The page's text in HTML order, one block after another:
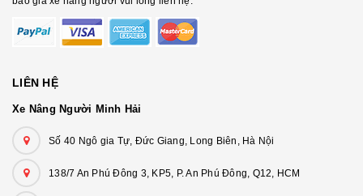
LIÊN HỆ
Xe Nâng Người Minh Hải
Số 40 Ngô gia Tự, Đức Giang, Long Biên, Hà Nội
138/7 An Phú Đông 3, KP5, P. An Phú Đông, Q12, HCM